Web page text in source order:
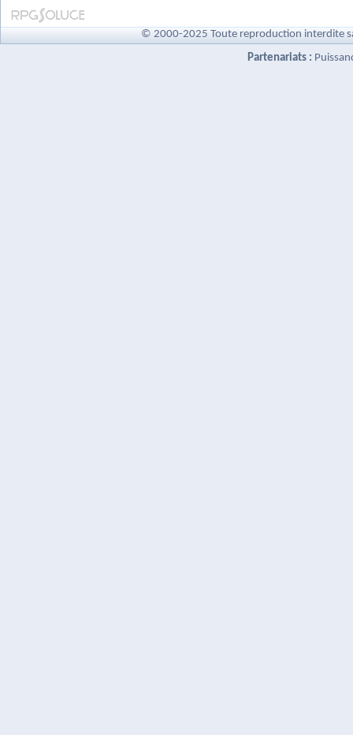
© 2000-2025 Toute reproduction interdite
Partenariats :